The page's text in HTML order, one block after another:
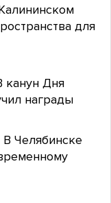
для
канун Дня
награды
Челябинске